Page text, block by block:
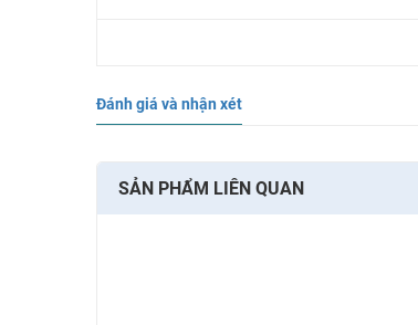
Đánh giá và nhận xét
SẢN PHẨM LIÊN QUAN